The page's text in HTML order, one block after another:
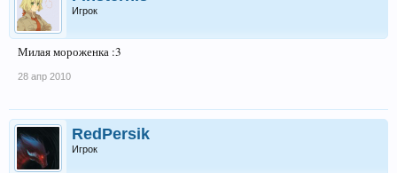
Игрок
Милая мороженка :3
28 апр 2010
RedPersik
Игрок